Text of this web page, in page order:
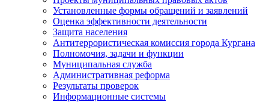
Установленные формы обращений и заявлений
Оценка эффективности деятельности
Защита населения
Антитеррористическая комиссия города Кургана
Полномочия, задачи и функции
Муниципальная служба
Административная реформа
Результаты проверок
Информационные системы